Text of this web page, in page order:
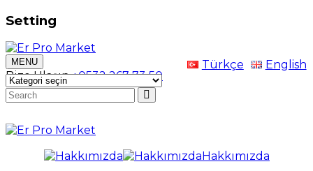
Setting
MENU
Bize Ulaşın+0532 267 73 50
Türkçe English
Hakkımızda